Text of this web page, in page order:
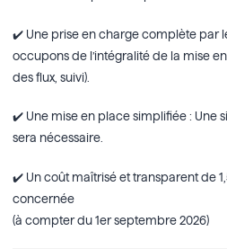
✔️ Une prise en charge complète par
occupons de l’intégralité de la mise
des flux, suivi).
✔️ Une mise en place simplifiée : Une
sera nécessaire.
✔️ Un coût maîtrisé et transparent de
concernée
(à compter du 1er septembre 2026)